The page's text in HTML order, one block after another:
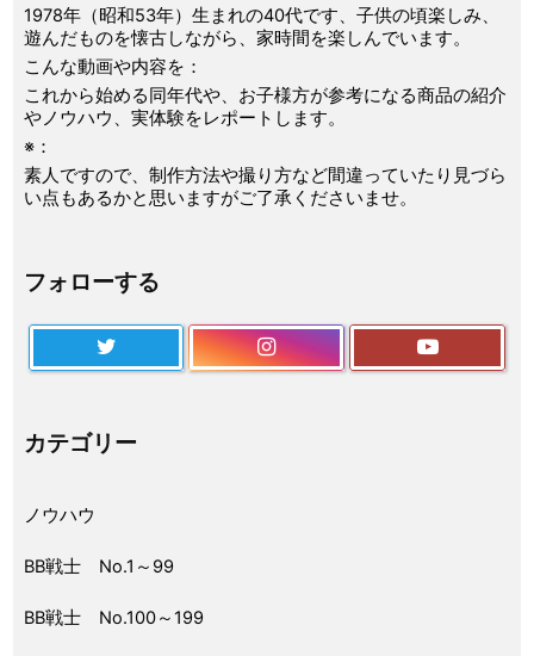
1978年（昭和53年）生まれの40代です、子供の頃楽しみ、
遊んだものを懐古しながら、家時間を楽しんでいます。
こんな動画や内容を：
これから始める同年代や、お子様方が参考になる商品の紹介
やノウハウ、実体験をレポートします。
※：
素人ですので、制作方法や撮り方など間違っていたり見づら
い点もあるかと思いますがご了承くださいませ。
フォローする
カテゴリー
ノウハウ
BB戦士 No.1～99
BB戦士 No.100～199